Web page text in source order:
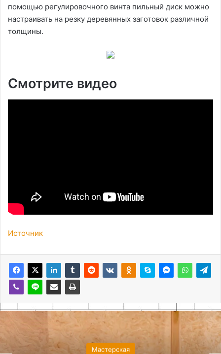
помощью регулировочного винта пильный диск можно
настраивать на резку деревянных заготовок различной
толщины.
Смотрите видео
Источник
Мастерская